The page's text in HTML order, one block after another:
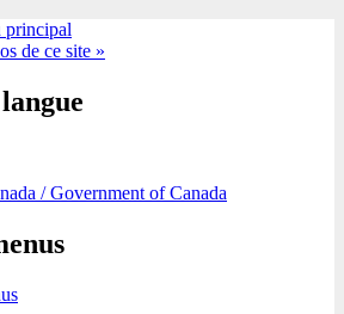
principal
de ce site »
/Government of Canada